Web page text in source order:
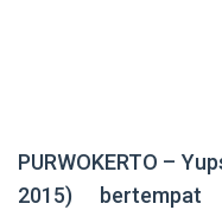
PURWOKERTO –
2015)